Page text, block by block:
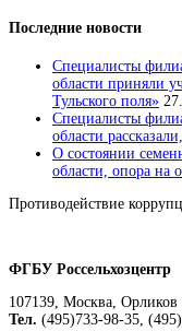
Последние новости
Специалисты
области приняли
Тульского поля»
Специалисты
области
О состоянии
области, опора на
Противодействие
ФГБУ Россельхозцентр
107139, Москва, Орликов
Тел. (495)733-98-35,